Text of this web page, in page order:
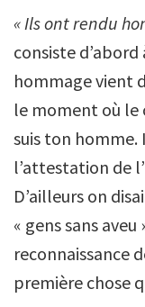
« Ils ont rendu
consiste
hommage vient
le moment où le
suis ton homme.
l’attestation de
D’ailleurs on
« gens sans
reconnaissance
première chose